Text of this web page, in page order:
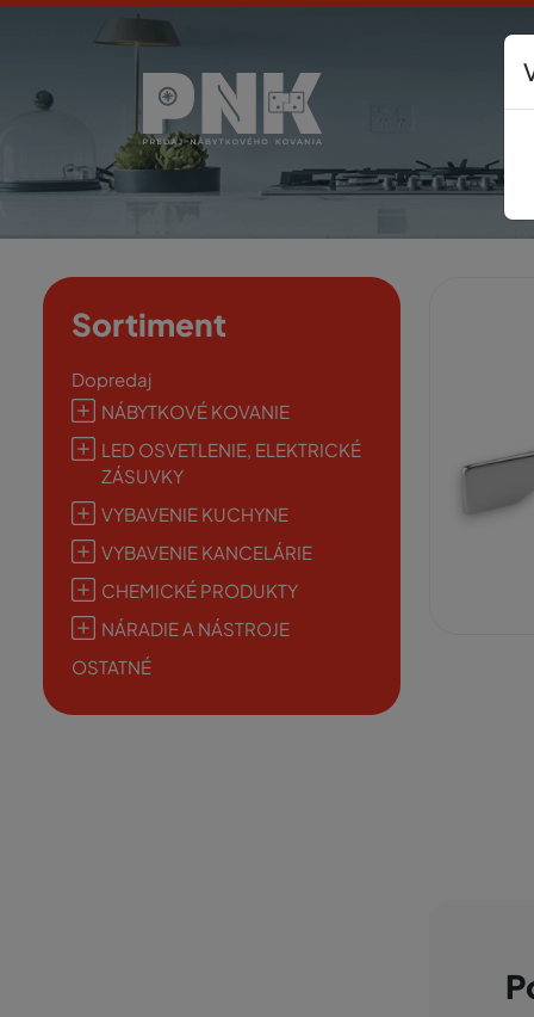
Sortiment
Dopredaj
NÁBYTKOVÉ KOVANIE
LED OSVETLENIE, ELEKTRICKÉ
ZÁSUVKY
VYBAVENIE KUCHYNE
VYBAVENIE KANCELÁRIE
CHEMICKÉ PRODUKTY
NÁRADIE A NÁSTROJE
OSTATNÉ